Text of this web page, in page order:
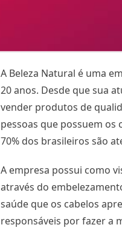
A Beleza Natural é uma
20 anos. Desde que sua
vender produtos de
pessoas que possuem os
70% dos brasileiros são
A empresa possui como
através do
saúde que os cabelos
responsáveis por fazer a